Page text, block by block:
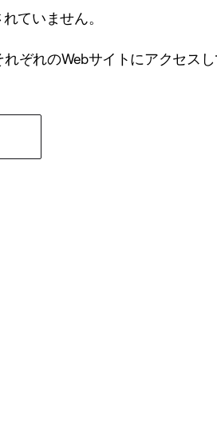
ていません。
ぞれのWebサイトにアクセス